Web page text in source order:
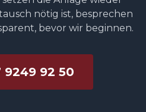
nötig ist, besprechen
bevor wir beginnen.
9249 92 50